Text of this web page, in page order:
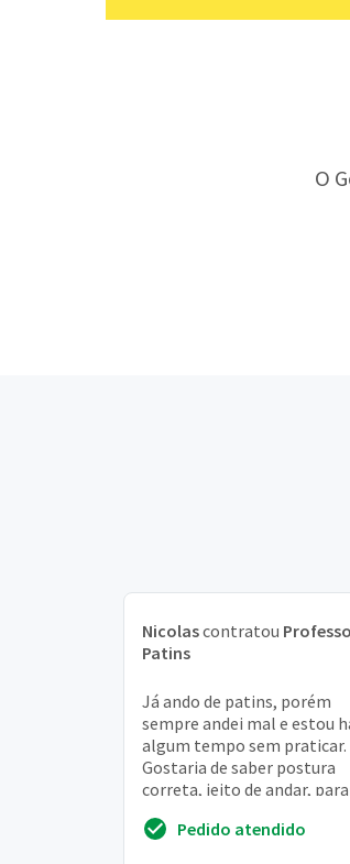
O
Nicolascontratou
Patins
Já ando de patins, porém
sempre andei mal e estou
algum tempo sem praticar.
Gostaria de saber postura
correta, jeito de andar,
desempenho
Pedido atendido